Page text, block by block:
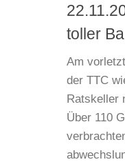
toller
Am
der TTC
Ratskeller
Über 110